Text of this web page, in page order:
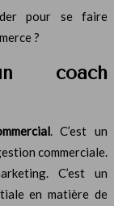
pour se faire
?
coach
. C’est un
commerciale.
C’est un
en matière de